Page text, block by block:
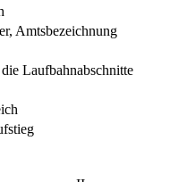
Amtsbezeichnung
Laufbahnabschnitte